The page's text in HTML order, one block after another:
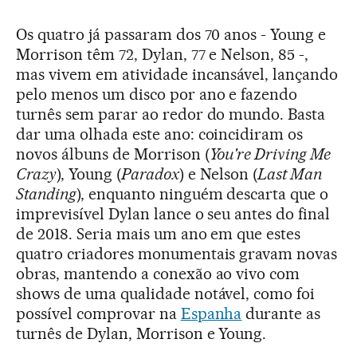
Os quatro já passaram dos 70 anos - Young e
Morrison têm 72, Dylan, 77 e Nelson, 85 -,
mas vivem em atividade incansável, lançando
pelo menos um disco por ano e fazendo
turnês sem parar ao redor do mundo. Basta
dar uma olhada este ano: coincidiram os
novos álbuns de Morrison (You're Driving Me
Crazy), Young (Paradox) e Nelson (Last Man
Standing), enquanto ninguém descarta que o
imprevisível Dylan lance o seu antes do final
de 2018. Seria mais um ano em que estes
quatro criadores monumentais gravam novas
obras, mantendo a conexão ao vivo com
shows de uma qualidade notável, como foi
possível comprovar na Espanha durante as
turnês de Dylan, Morrison e Young.